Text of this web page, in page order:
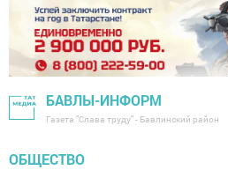
БАВЛЫ-ИНФОРМ
Газета "Слава труду" - Бавлинский район
ОБЩЕСТВО